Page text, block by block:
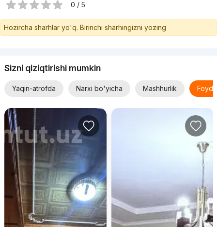
0 / 5
Hozircha sharhlar yo'q. Birinchi sharhingizni yozing
Sizni qiziqtirishi mumkin
Yaqin-atrofda Narxi bo'yicha Mashhurlik